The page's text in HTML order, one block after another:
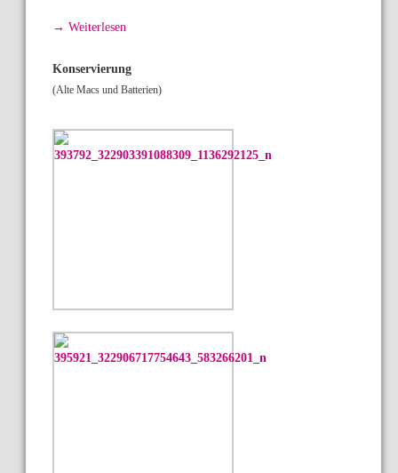
→ Weiterlesen
Konservierung
(Alte Macs und Batterien)